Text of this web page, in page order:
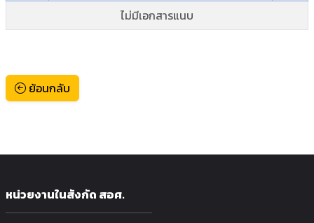
ไม่มีเอกสารแนบ
ย้อนกลับ
หน่วยงานในสังกัด สอศ.